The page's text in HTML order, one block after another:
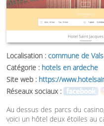
Localisation : commune de
Catégorie : hotels en ardeche
Site web : https://
Réseaux sociaux :
Au dessus des parcs du
voici un hôtel deux étoiles au